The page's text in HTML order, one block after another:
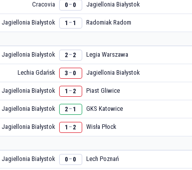
Cracovia 0 – 0 Jagiellonia Białystok
Jagiellonia Białystok 1 – 1 Radomiak Radom
Jagiellonia Białystok 2 – 2 Legia Warszawa
Lechia Gdańsk 3 – 0 Jagiellonia Białystok
Jagiellonia Białystok 1 – 2 Piast Gliwice
Jagiellonia Białystok 2 – 1 GKS Katowice
Jagiellonia Białystok 1 – 2 Wisła Płock
Jagiellonia Białystok 0 – 0 Lech Poznań